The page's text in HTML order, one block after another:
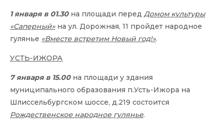
1 января в 01.30на площади перед Домом культуры
«Саперный» на ул. Дорожная, 11 пройдет народное
гулянье «Вместе встретим Новый год!».
УСТЬ-ИЖОРА
7 января в 15.00на площади у здания
муниципального образования п.Усть-Ижора на
Шлиссельбургском шоссе, д.219 состоится
Рождественское народное гулянье.